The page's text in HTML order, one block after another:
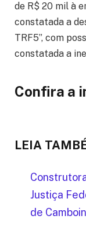
de R$ 20 mil à
constatada a
TRF5”, com
constatada a
Confira a
LEIA
Justiça
de